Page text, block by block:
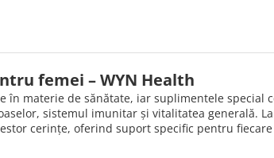
femei – WYN Health
în materie de sănătate, iar suplimentele
sistemul imunitar și vitalitatea generală.
cerințe, oferind suport specific pentru